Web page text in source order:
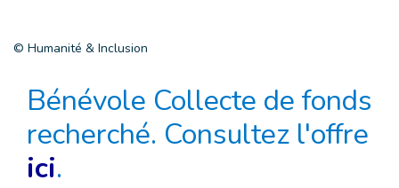
© Humanité & Inclusion
Bénévole Collecte de fonds
recherché. Consultez l'offre
ici.